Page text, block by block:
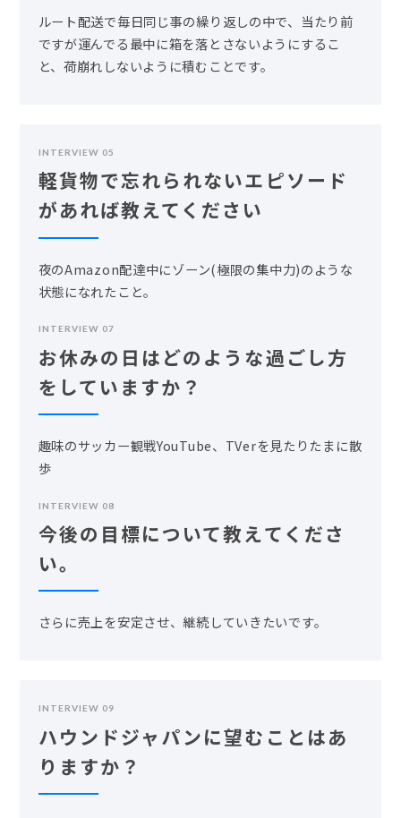
ルート配送で毎日同じ事の繰り返しの中で、当たり前
ですが運んでる最中に箱を落とさないようにするこ
と、荷崩れしないように積むことです。
INTERVIEW 05
軽貨物で忘れられないエピソード
があれば教えてください
夜のAmazon配達中にゾーン(極限の集中力)のような
状態になれたこと。
INTERVIEW 07
お休みの日はどのような過ごし方
をしていますか？
趣味のサッカー観戦YouTube、TVerを見たりたまに散
歩
INTERVIEW 08
今後の目標について教えてくださ
い。
さらに売上を安定させ、継続していきたいです。
INTERVIEW 09
ハウンドジャパンに望むことはあ
りますか？